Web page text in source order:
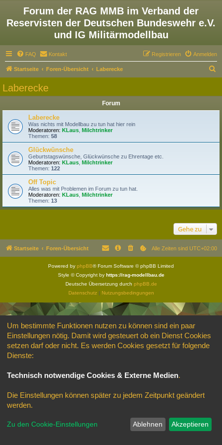
Forum der RAG MMB im Verband der
Reservisten der Deutschen Bundeswehr e.V.
und IG Militärmodellbau
FAQ Kontakt Anmelden
Registrieren
Startseite Foren-Übersicht Laberecke
Laberecke
Forum
Laberecke
Was nichts mit Modellbau zu tun hat hier rein
Moderatoren: KLaus Milchtrinker
Themen: 58
Glückwünsche
Geburtstagswünsche, Glückwünsche zu Ehrentage etc.
Moderatoren: KLaus Milchtrinker
Themen: 122
Off Topic
Alles was mit Problemen im Forum zu tun hat.
Moderatoren: KLaus Milchtrinker
Themen: 13
Gehe zu
Startseite Foren-Übersicht Alle Zeiten sind UTC+02:00
Powered by phpBB® Forum Software © phpBB Limited
Style © Copyright by https://rag-modellbau.de
Deutsche Übersetzung durch phpBB.de
Datenschutz| Nutzungsbedingungen
Um bestimmte Funktionen nutzen zu können sind ein paar
Einstellungen nötig. Damit wird gesteuert ob ein Dienst Cookies
setzen darf oder nicht. Es werden Cookies gesetzt für folgende
Dienste:
Technisch notwendige Cookies & Externe Medien.
Die Einstellungen können später zu jedem Zeitpunkt geändert
werden.
Zu den Cookie-Einstellungen Ablehnen Akzeptieren